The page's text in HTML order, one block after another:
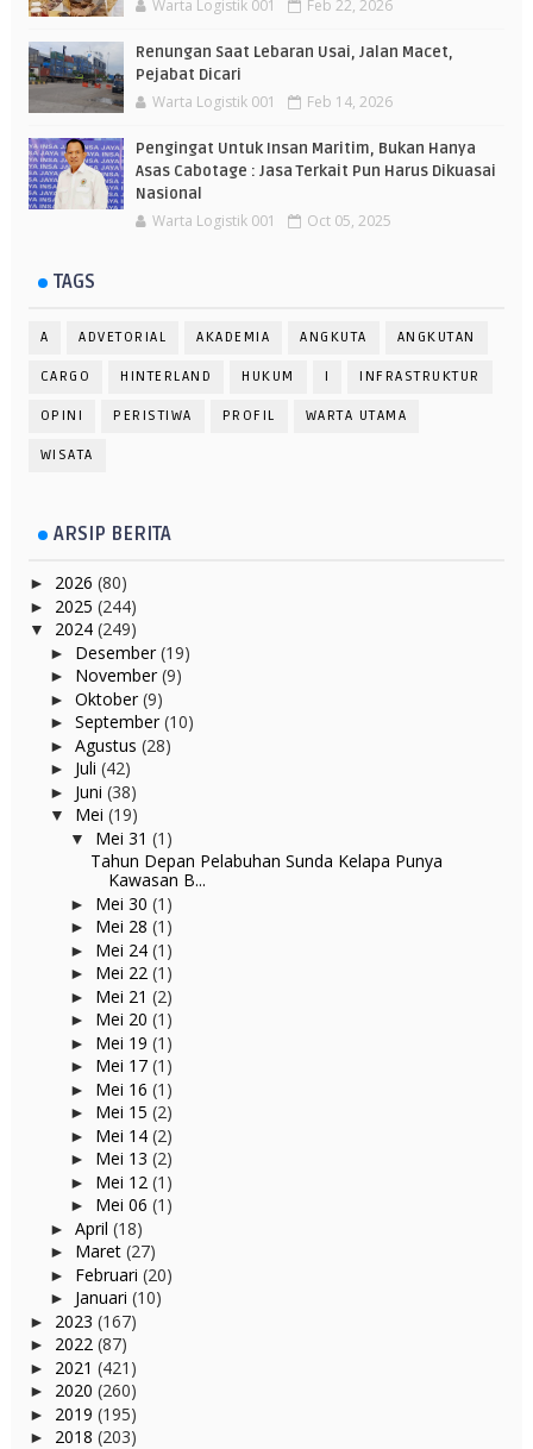
Warta Logistik 001 Feb 22, 2026
Renungan Saat Lebaran Usai, Jalan Macet,
Pejabat Dicari
Warta Logistik 001 Feb 14, 2026
Pengingat Untuk Insan Maritim, Bukan Hanya
Asas Cabotage : Jasa Terkait Pun Harus Dikuasai
Nasional
Warta Logistik 001 Oct 05, 2025
TAGS
A ADVETORIAL AKADEMIA ANGKUTA ANGKUTAN
CARGO HINTERLAND HUKUM I INFRASTRUKTUR
OPINI PERISTIWA PROFIL WARTA UTAMA
WISATA
ARSIP BERITA
► 2026 (80)
► 2025 (244)
▼ 2024 (249)
► Desember(19)
► November(9)
► Oktober(9)
► September(10)
► Agustus (28)
► Juli (42)
► Juni (38)
▼ Mei (19)
▼ Mei 31 (1)
Tahun Depan Pelabuhan Sunda Kelapa Punya
Kawasan B...
► Mei 30 (1)
► Mei 28 (1)
► Mei 24 (1)
► Mei 22 (1)
► Mei 21 (2)
► Mei 20 (1)
► Mei 19 (1)
► Mei 17 (1)
► Mei 16 (1)
► Mei 15 (2)
► Mei 14 (2)
► Mei 13 (2)
► Mei 12 (1)
► Mei 06 (1)
► April (18)
► Maret (27)
► Februari (20)
► Januari (10)
► 2023 (167)
► 2022 (87)
► 2021 (421)
► 2020 (260)
► 2019 (195)
► 2018 (203)